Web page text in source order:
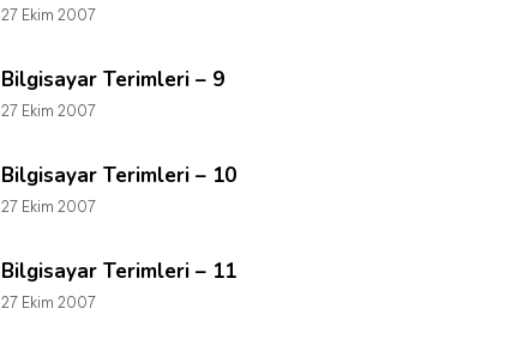
27 Ekim 2007
Bilgisayar Terimleri – 9
27 Ekim 2007
Bilgisayar Terimleri – 10
27 Ekim 2007
Bilgisayar Terimleri – 11
27 Ekim 2007